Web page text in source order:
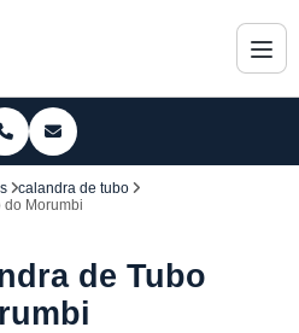
calandra de tubo
Morumbi
de Tubo